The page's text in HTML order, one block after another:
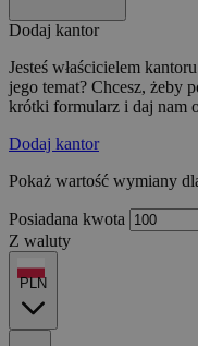
Dodaj kantor
Jesteś właścicielem
jego temat? Chcesz, żeby
krótki formularz i daj nam
Dodaj kantor
Pokaż wartość wymiany
Posiadana kwota
Z waluty
PLN